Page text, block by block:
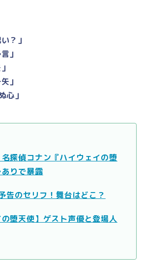
？」
」
」
心」
名探偵コナン『ハイウェイの堕
りで暴露
告のセリフ！舞台はどこ？
の堕天使】ゲスト声優と登場人